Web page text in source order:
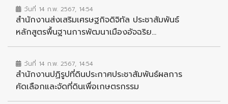
วันที่ 14 ก.พ. 2567, 14:54
สำนักงานส่งเสริมเศรษฐกิจดิจิทัล ประชาสัมพันธ์
หลักสูตรพื้นฐานการพัฒนาเมืองอัจฉริย...
วันที่ 14 ก.พ. 2567, 14:54
สำนักงานปฏิรูปที่ดินประกาศประชาสัมพันธ์ผลการ
คัดเลือกและจัดที่ดินเพื่อเกษตรกรรม